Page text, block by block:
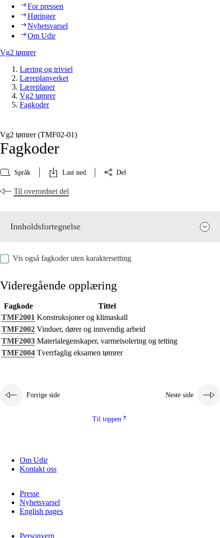
For pressen
Høringer
Nyhetsvarsel
Om Udir
Vg2 tømrer
Læring og trivsel
Læreplanverket
Læreplaner
Vg2 tømrer
Fagkoder
Vg2 tømrer (TMF02‑01)
Fagkoder
Språk Last ned Del
Til overordnet del
Innholdsfortegnelse
Fagenes relevans og sentrale verdier
Kjerneelementer
Tverrfaglige temaer
Vis også fagkoder uten karaktersetting
Videregående opplæring
Fagkode
Tittel
TMF2001 Konstruksjoner og klimaskall
TMF2002 Vinduer, dører og innvendig arbeid
TMF2003 Materialegenskaper, varmeisolering og tetting
TMF2004 Tverrfaglig eksamen tømrer
Forrige side Neste side
Til toppen
Om Udir
Kontakt oss
Presse
Nyhetsvarsel
English pages
Personvern